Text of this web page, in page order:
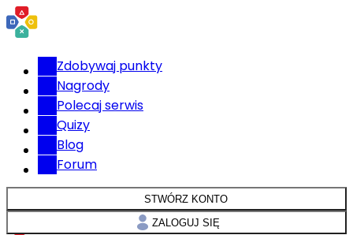
Zdobywaj punkty
Nagrody
Polecaj serwis
Quizy
Blog
Forum
STWÓRZ KONTO
ZALOGUJ SIĘ